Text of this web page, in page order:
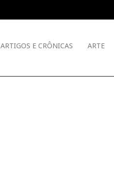
ARTIGOS E CRÔNICAS ARTE